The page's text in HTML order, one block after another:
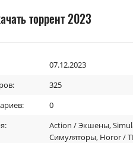
торрент 2023
07.12.2023
325
0
Action / Экшены,
Симуляторы, Horor /